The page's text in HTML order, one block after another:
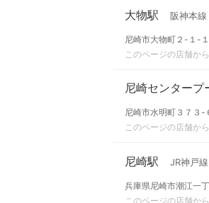
大物駅 阪神本
尼崎市大物町２-１-１
このページの店舗か
尼崎センタープ
尼崎市水明町３７３-
このページの店舗か
尼崎駅 JR神戸
兵庫県尼崎市潮江一
このページの店舗か